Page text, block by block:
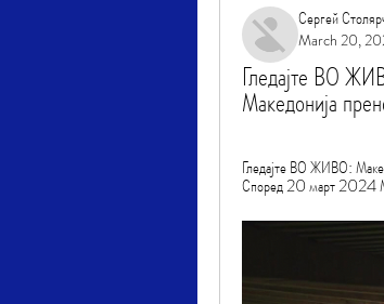
Сергей
March 20,
Гледајте ВО
Македонија
Гледајте ВО ЖИВО:
Според 20 март 2024